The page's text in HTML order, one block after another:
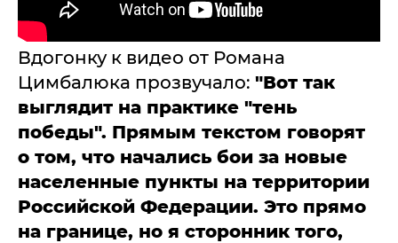
Вдогонку к видео от Романа
Цимбалюка прозвучало: "Вот так
выглядит на практике "тень
победы". Прямым текстом говорят
о том, что начались бои за новые
населенные пункты на территории
Российской Федерации. Это прямо
на границе, но я сторонник того,